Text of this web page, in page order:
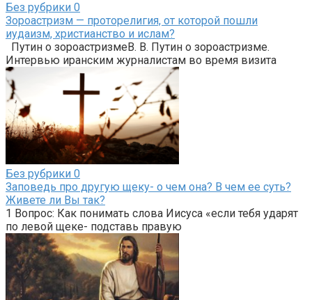
Без рубрики 0
Зороастризм — проторелигия, от которой пошли
иудаизм, христианство и ислам?
Путин о зороастризмеВ. В. Путин о зороастризме.
Интервью иранским журналистам во время визита
Без рубрики 0
Заповедь про другую щеку- о чем она? В чем ее суть?
Живете ли Вы так?
1 Вопрос: Как понимать слова Иисуса «если тебя ударят
по левой щеке- подставь правую